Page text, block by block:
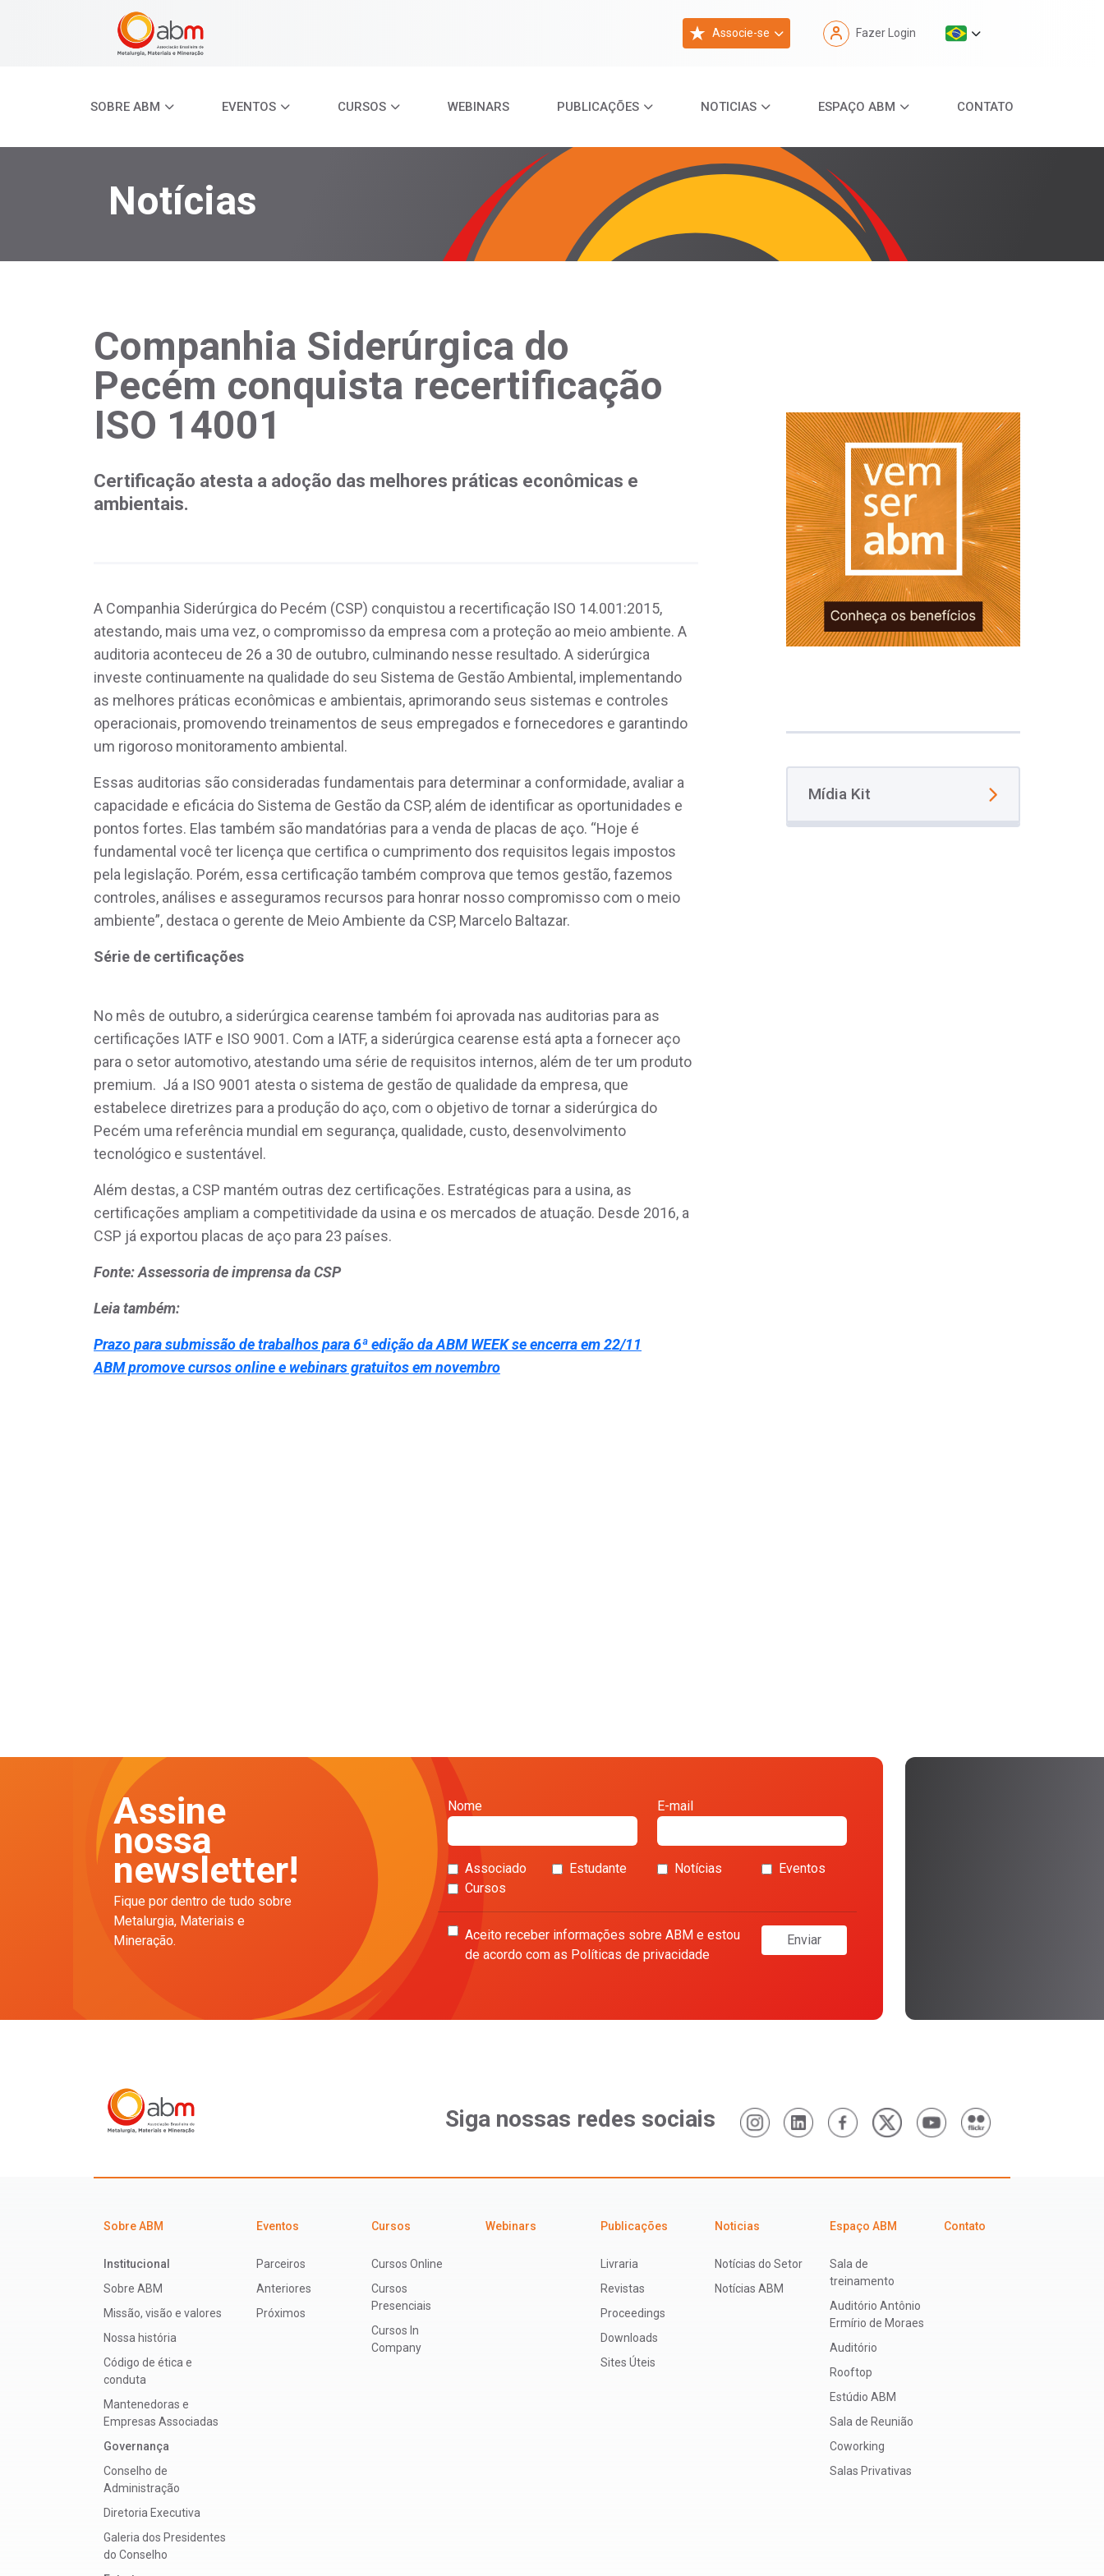
Associe-se Fazer Login
SOBRE ABM EVENTOS CURSOS WEBINARS PUBLICAÇÕES NOTICIAS ESPAÇO ABM CONTATO
Notícias
Companhia Siderúrgica do
Pecém conquista recertificação
ISO 14001
Certificação atesta a adoção das melhores práticas econômicas e
ambientais.
A Companhia Siderúrgica do Pecém (CSP) conquistou a recertificação ISO 14.001:2015,
atestando, mais uma vez, o compromisso da empresa com a proteção ao meio ambiente. A
auditoria aconteceu de 26 a 30 de outubro, culminando nesse resultado. A siderúrgica
investe continuamente na qualidade do seu Sistema de Gestão Ambiental, implementando
as melhores práticas econômicas e ambientais, aprimorando seus sistemas e controles
operacionais, promovendo treinamentos de seus empregados e fornecedores e garantindo
um rigoroso monitoramento ambiental.
Essas auditorias são consideradas fundamentais para determinar a conformidade, avaliar a
capacidade e eficácia do Sistema de Gestão da CSP, além de identificar as oportunidades e
pontos fortes. Elas também são mandatórias para a venda de placas de aço. “Hoje é
fundamental você ter licença que certifica o cumprimento dos requisitos legais impostos
pela legislação. Porém, essa certificação também comprova que temos gestão, fazemos
controles, análises e asseguramos recursos para honrar nosso compromisso com o meio
ambiente”, destaca o gerente de Meio Ambiente da CSP, Marcelo Baltazar.
Série de certificações
No mês de outubro, a siderúrgica cearense também foi aprovada nas auditorias para as
certificações IATF e ISO 9001. Com a IATF, a siderúrgica cearense está apta a fornecer aço
para o setor automotivo, atestando uma série de requisitos internos, além de ter um produto
premium. Já a ISO 9001 atesta o sistema de gestão de qualidade da empresa, que
estabelece diretrizes para a produção do aço, com o objetivo de tornar a siderúrgica do
Pecém uma referência mundial em segurança, qualidade, custo, desenvolvimento
tecnológico e sustentável.
Além destas, a CSP mantém outras dez certificações. Estratégicas para a usina, as
certificações ampliam a competitividade da usina e os mercados de atuação. Desde 2016, a
CSP já exportou placas de aço para 23 países.
Fonte: Assessoria de imprensa da CSP
Leia também:
Prazo para submissão de trabalhos para 6ª edição da ABM WEEK se encerra em 22/11
ABM promove cursos online e webinars gratuitos em novembro
Mídia Kit
Assine
nossa
newsletter!
Fique por dentro de tudo sobre
Metalurgia, Materiais e
Mineração.
Nome E-mail
Associado Estudante Notícias
Eventos
Cursos
Aceito receber informações sobre ABM e estou
de acordo com as Políticas de privacidade
Enviar
Siga nossas redes sociais
Sobre ABM
Institucional
Sobre ABM
Missão, visão e valores
Nossa história
Código de ética e
conduta
Mantenedoras e
Empresas Associadas
Governança
Conselho de
Administração
Diretoria Executiva
Galeria dos Presidentes
do Conselho
Eventos
Parceiros
Anteriores
Próximos
Cursos
Cursos Online
Cursos
Presenciais
Cursos In
Company
Webinars Publicações
Livraria
Revistas
Proceedings
Downloads
Sites Úteis
Noticias
Notícias do Setor
Notícias ABM
Espaço ABM
Sala de
treinamento
Auditório Antônio
Ermírio de Moraes
Auditório
Rooftop
Estúdio ABM
Sala de Reunião
Coworking
Salas Privativas
Contato